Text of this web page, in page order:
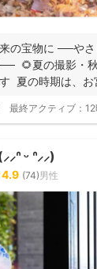
の宝物に ──や
🌻夏の撮影・
夏の時期は、お
最終アクティブ：
ᵕ ᐢ⸝⸝)
4.9 (74)男性